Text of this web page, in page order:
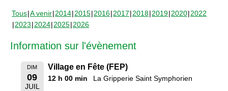
Tous A venir 2014 2015 2016 2017 2018 2019 2020 2022
2023 2024 2025 2026
Information sur l'évènement
DIM
09
JUIL
Village en Fête (FEP)
12 h 00 min La Gripperie Saint Symphorien